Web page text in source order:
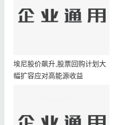
埃尼股价飙升,股票回购计划大
幅扩容应对高能源收益